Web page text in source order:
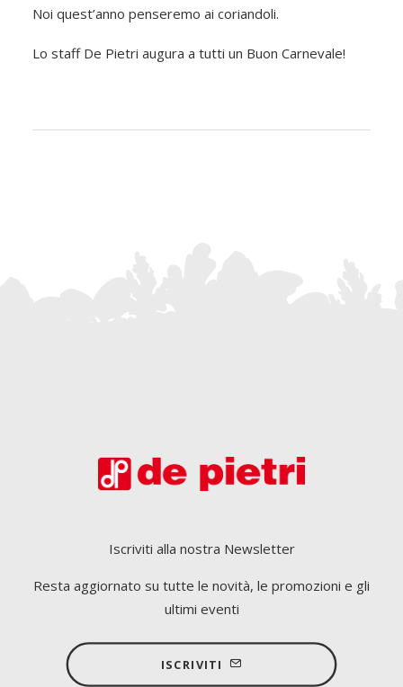
Noi quest’anno penseremo ai coriandoli.
Lo staff De Pietri augura a tutti un Buon Carnevale!
Iscriviti alla nostra Newsletter
Resta aggiornato su tutte le novità, le promozioni e gli
ultimi eventi
ISCRIVITI